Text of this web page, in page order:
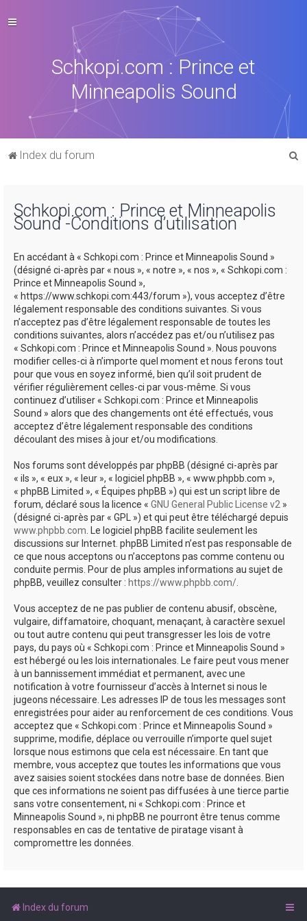
Schkopi.com : Prince et
Minneapolis Sound
Index du forum
Schkopi.com : Prince et Minneapolis
Sound -Conditions d’utilisation
En accédant à « Schkopi.com : Prince et Minneapolis Sound »
(désigné ci-après par « nous », « notre », « nos », « Schkopi.com :
Prince et Minneapolis Sound »,
« https://www.schkopi.com:443/forum »), vous acceptez d’être
légalement responsable des conditions suivantes. Si vous
n’acceptez pas d’être légalement responsable de toutes les
conditions suivantes, alors n’accédez pas et/ou n’utilisez pas
« Schkopi.com : Prince et Minneapolis Sound ». Nous pouvons
modifier celles-ci à n’importe quel moment et nous ferons tout
pour que vous en soyez informé, bien qu’il soit prudent de
vérifier régulièrement celles-ci par vous-même. Si vous
continuez d’utiliser « Schkopi.com : Prince et Minneapolis
Sound » alors que des changements ont été effectués, vous
acceptez d’être légalement responsable des conditions
découlant des mises à jour et/ou modifications.
Nos forums sont développés par phpBB (désigné ci-après par
« ils », « eux », « leur », « logiciel phpBB », « www.phpbb.com »,
« phpBB Limited », « Équipes phpBB ») qui est un script libre de
forum, déclaré sous la licence « GNU General Public License v2 »
(désigné ci-après par « GPL ») et qui peut être téléchargé depuis
www.phpbb.com . Le logiciel phpBB facilite seulement les
discussions sur Internet. phpBB Limited n’est pas responsable de
ce que nous acceptons ou n’acceptons pas comme contenu ou
conduite permis. Pour de plus amples informations au sujet de
phpBB, veuillez consulter : https://www.phpbb.com/
Vous acceptez de ne pas publier de contenu abusif, obscène,
vulgaire, diffamatoire, choquant, menaçant, à caractère sexuel
ou tout autre contenu qui peut transgresser les lois de votre
pays, du pays où « Schkopi.com : Prince et Minneapolis Sound »
est hébergé ou les lois internationales. Le faire peut vous mener
à un bannissement immédiat et permanent, avec une
notification à votre fournisseur d’accès à Internet si nous le
jugeons nécessaire. Les adresses IP de tous les messages sont
enregistrées pour aider au renforcement de ces conditions. Vous
acceptez que « Schkopi.com : Prince et Minneapolis Sound »
supprime, modifie, déplace ou verrouille n’importe quel sujet
lorsque nous estimons que cela est nécessaire. En tant que
membre, vous acceptez que toutes les informations que vous
avez saisies soient stockées dans notre base de données. Bien
que ces informations ne soient pas diffusées à une tierce partie
sans votre consentement, ni « Schkopi.com : Prince et
Minneapolis Sound », ni phpBB ne pourront être tenus comme
responsables en cas de tentative de piratage visant à
compromettre les données.
Index du forum